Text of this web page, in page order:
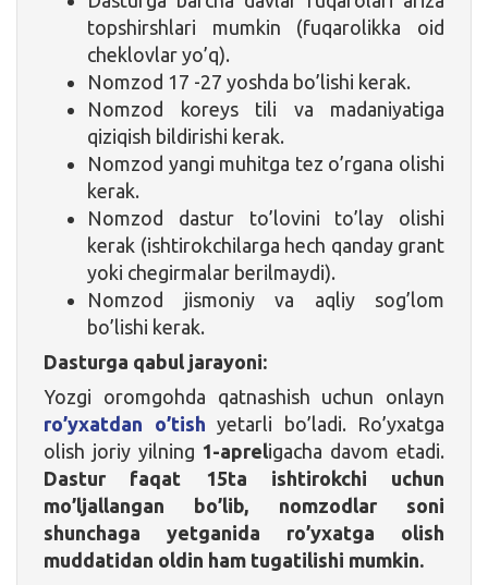
topshirshlari mumkin (fuqarolikka oid
cheklovlar yo’q).
Nomzod 17 -27 yoshda bo’lishi kerak.
Nomzod koreys tili va madaniyatiga
qiziqish bildirishi kerak.
Nomzod yangi muhitga tez o’rgana olishi
kerak.
Nomzod dastur to’lovini to’lay olishi
kerak (ishtirokchilarga hech qanday grant
yoki chegirmalar berilmaydi).
Nomzod jismoniy va aqliy sog’lom
bo’lishi kerak.
Dasturga qabul jarayoni:
Yozgi oromgohda qatnashish uchun onlayn
ro’yxatdan o’tish yetarli bo’ladi. Ro’yxatga
olish joriy yilning 1-apreligacha davom etadi.
Dastur faqat 15ta ishtirokchi uchun
mo’ljallangan bo’lib, nomzodlar soni
shunchaga yetganida ro’yxatga olish
muddatidan oldin ham tugatilishi mumkin.